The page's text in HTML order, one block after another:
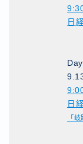
日
日
「